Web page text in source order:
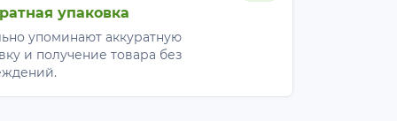
упаковка
упоминают аккуратную
и получение товара без